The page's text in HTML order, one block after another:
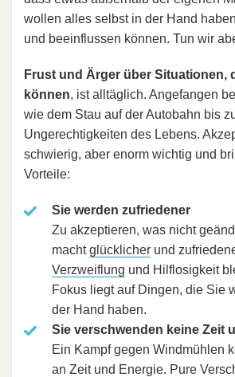
wollen alles selbst in der Hand
und beeinflussen können. Tun wir
Frust und Ärger über Situationen,
können, ist alltäglich. Angefangen
wie dem Stau auf der Autobahn bis
Ungerechtigkeiten des Lebens.
schwierig, aber enorm wichtig und
Vorteile:
Sie werden zufriedener
Zu akzeptieren, was nicht
machtglücklicher und
Verzweiflung und Hilflosigkeit
Fokus liegt auf Dingen, die Sie
der Hand haben.
Sie verschwenden keine Zeit
Ein Kampf gegen Windmühlen
an Zeit und Energie. Pure